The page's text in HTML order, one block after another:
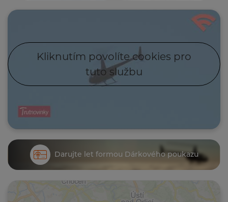
Kliknutím povolíte cookies pro
tuto službu
Darujte let formou Dárkového poukazu